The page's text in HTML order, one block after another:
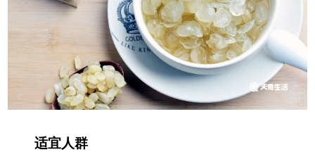
适宜人群